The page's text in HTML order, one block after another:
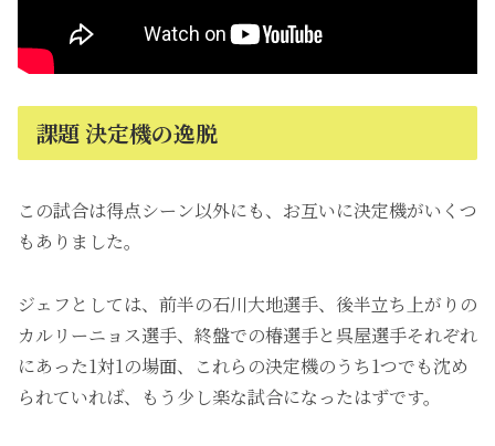
課題 決定機の逸脱
この試合は得点シーン以外にも、お互いに決定機がいくつ
もありました。
ジェフとしては、前半の石川大地選手、後半立ち上がりの
カルリーニョス選手、終盤での椿選手と呉屋選手それぞれ
にあった1対1の場面、これらの決定機のうち1つでも沈め
られていれば、もう少し楽な試合になったはずです。